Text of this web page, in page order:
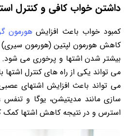
داشتن خواب کافی و کنترل
کمبود خواب باعث افزایش هورمون
کاهش هورمون لپتین (هورمون
بیشتر شدن اشتها و پرخوری می شود.
می تواند یکی از راه های کنترل
می تواند باعث افزایش اشتهای
سازی مانند مدیتیشن، یوگا و
استرس و در نتیجه کاهش اشتها کمک